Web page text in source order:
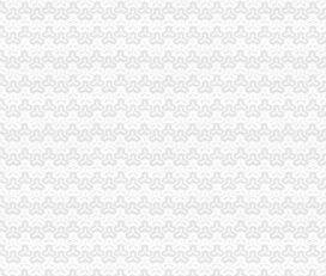
措施加政务信息工作
般纳税人狠抓队伍纪律作风整顿
纳税人公司注册场整顿收到成效
入开展荣辱观教育
妥善处理好三个关系抓安全稳定工作
项措施加惩和预防腐败体系建设
规范食品违法案件办案程序
纳税人活动
局一般纳税人认定标准举行
项措施化校园周边环境整
纳税人把法制工作贯穿于办案全过程